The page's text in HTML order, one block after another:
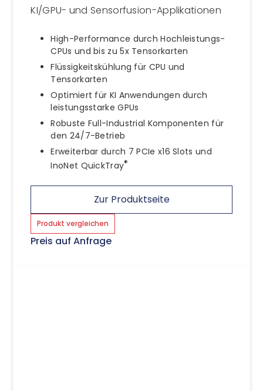
KI/GPU- und Sensorfusion-Applikationen
High-Performance durch Hochleistungs-
CPUs und bis zu 5x Tensorkarten
Flüssigkeitskühlung für CPU und
Tensorkarten
Optimiert für KI Anwendungen durch
leistungsstarke GPUs
Robuste Full-Industrial Komponenten für
den 24/7-Betrieb
Erweiterbar durch 7 PCIe x16 Slots und
InoNet QuickTray®
Zur Produktseite
Produkt vergleichen
Preis auf Anfrage